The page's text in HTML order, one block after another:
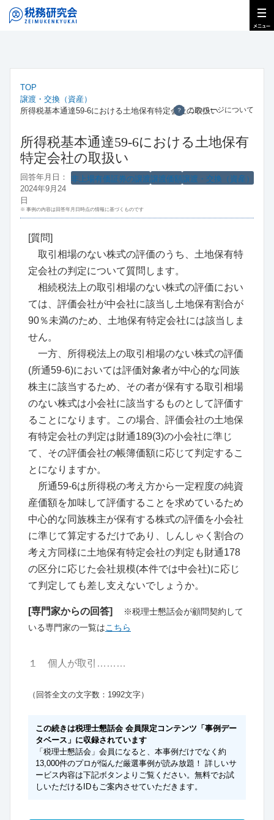
TOP
譲渡・交換（資産）
所得税基本通達59-6における土地保有特定会社の取扱い
？ このページについて
所得税基本通達59-6における土地保有
特定会社の取扱い
譲渡・交換（資産）
譲渡価額
非上場有価証券の譲渡
回答年月日：
2024年9月24
日
※ 事例の内容は回答年月日時点の情報に基づくものです
[質問]
取引相場のない株式の評価のうち、土地保有特
定会社の判定について質問します。
相続税法上の取引相場のない株式の評価におい
ては、評価会社が中会社に該当し土地保有割合が
90％未満のため、土地保有特定会社には該当しま
せん。
一方、所得税法上の取引相場のない株式の評価
(所通59-6)においては評価対象者が中心的な同族
株主に該当するため、その者が保有する取引相場
のない株式は小会社に該当するものとして評価す
ることになります。この場合、評価会社の土地保
有特定会社の判定は財通189(3)の小会社に準じ
て、その評価会社の帳簿価額に応じて判定するこ
とになりますか。
所通59-6は所得税の考え方から一定程度の純資
産価額を加味して評価することを求めているため
中心的な同族株主が保有する株式の評価を小会社
に準じて算定するだけであり、しんしゃく割合の
考え方同様に土地保有特定会社の判定も財通178
の区分に応じた会社規模(本件では中会社)に応じ
て判定しても差し支えないでしょうか。
[専門家からの回答]
※税理士懇話会が顧問契約して
いる専門家の一覧はこちら
１ 個人が取引………
（回答全文の文字数：1992文字）
この続きは税理士懇話会 会員限定コンテンツ「事例デー
タベース」に収録されています
「税理士懇話会」会員になると、本事例だけでなく約
13,000件のプロが悩んだ厳選事例が読み放題！ 詳しいサ
ービス内容は下記ボタンよりご覧ください。無料でお試
しいただけるIDもご案内させていただきます。